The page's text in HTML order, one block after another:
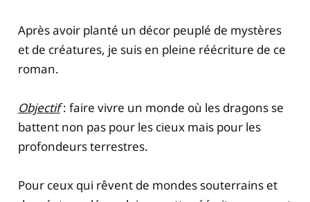
Après avoir planté un décor peuplé de mystères
et de créatures, je suis en pleine réécriture de ce
roman.
Objectif: faire vivre un monde où les dragons se
battent non pas pour les cieux mais pour les
profondeurs terrestres.
Pour ceux qui rêvent de mondes souterrains et